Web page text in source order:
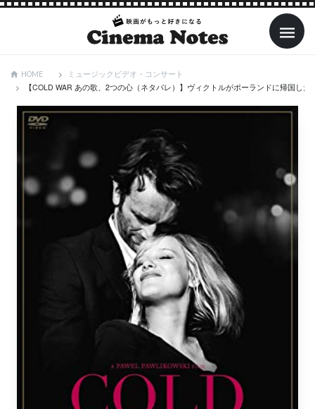
HOME
ミュージックビデオ・コンサート
【COLD WAR あの歌、2つの心（ネタバレ）】ヴィクトルがポーランドに帰国し